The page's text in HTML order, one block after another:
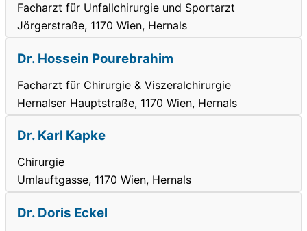
Facharzt für Unfallchirurgie und Sportarzt
Jörgerstraße, 1170 Wien, Hernals
Dr. Hossein Pourebrahim
Facharzt für Chirurgie & Viszeralchirurgie
Hernalser Hauptstraße, 1170 Wien, Hernals
Dr. Karl Kapke
Chirurgie
Umlauftgasse, 1170 Wien, Hernals
Dr. Doris Eckel